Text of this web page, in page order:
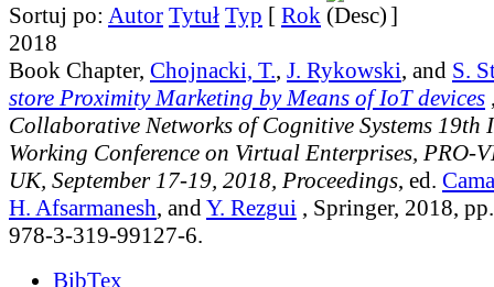
Sortuj po: Autor Tytuł Typ [ Rok
]
2018
Book Chapter, Chojnacki, T., J. Rykowski, and S.
store Proximity Marketing by Means of IoT devices
Collaborative Networks of Cognitive Systems 19th
Working Conference on Virtual Enterprises, PRO-
UK, September 17-19, 2018, Proceedings, ed.
H. Afsarmanesh, and Y. Rezgui , Springer, 2018,
978-3-319-99127-6.
BibTex